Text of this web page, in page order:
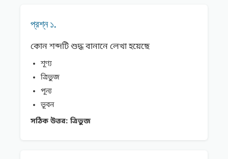
প্রশ্ন ১.
কোন শব্দটি শুদ্ধ বানানে লেখা হয়েছে
শূণ্য
ত্রিভুজ
পূন্য
ভূবন
সঠিক উত্তর: ত্রিভুজ